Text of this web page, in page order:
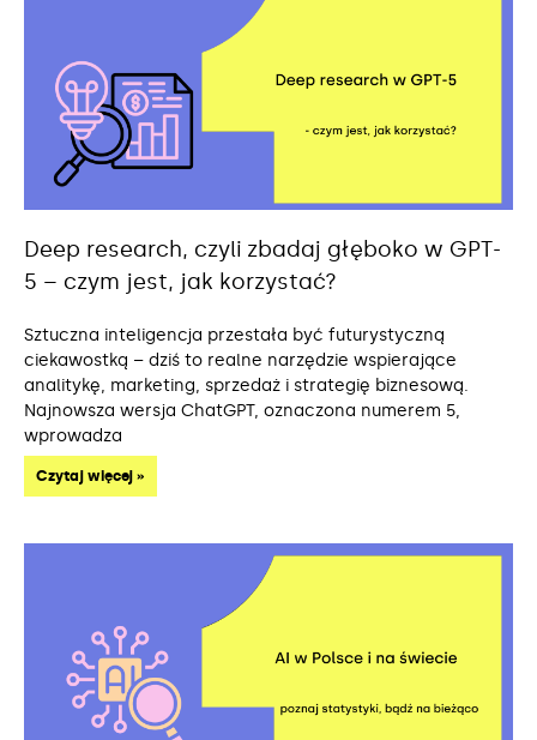
Deep research, czyli zbadaj głęboko w GPT-
5 – czym jest, jak korzystać?
Sztuczna inteligencja przestała być futurystyczną
ciekawostką – dziś to realne narzędzie wspierające
analitykę, marketing, sprzedaż i strategię biznesową.
Najnowsza wersja ChatGPT, oznaczona numerem 5,
wprowadza
Czytaj więcej »